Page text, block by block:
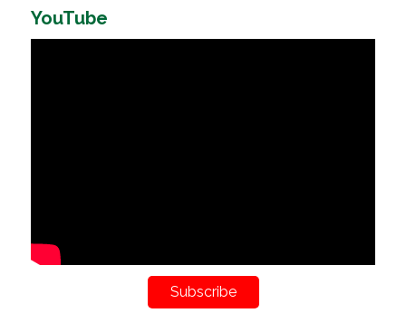
YouTube
Subscribe